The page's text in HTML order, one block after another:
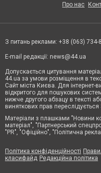
Про нас
З питань реклами: +38 (063) 734-
E-mail редакції: news@44.ua
Допускається цитування
44.ua за умови розміщення в
Сайт міста Києва. Для
відкритого для пошукових
нижче другого абзацу в тексті
виняткових прав переслідується
Матеріали з плашками "Новини
матеріал", "Партнерський
"PR", "Офіційно", "Політична
Політика конфіденційності
класифайд Редакційна політика